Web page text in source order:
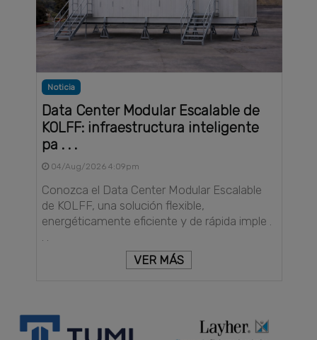
Noticia
Data Center Modular Escalable de
KOLFF: infraestructura inteligente
pa . . .
04/Aug/2026 4:09pm
Conozca el Data Center Modular Escalable
de KOLFF, una solución flexible,
energéticamente eficiente y de rápida imple .
. .
VER MÁS